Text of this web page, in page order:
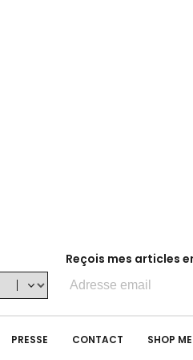
Reçois mes articles
Adresse
e-
PRESSE CONTACT SHOP